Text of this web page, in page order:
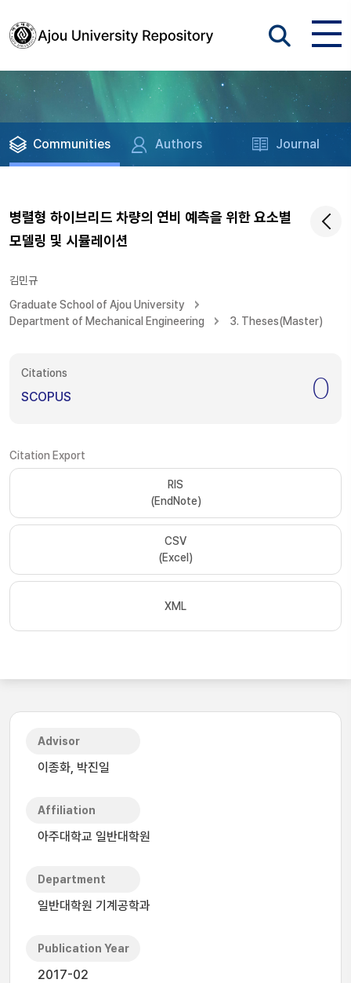
Communities Authors Journal
병렬형 하이브리드 차량의 연비 예측을 위한 요소별
모델링 및 시뮬레이션
김민규
Graduate School of Ajou University
Department of Mechanical Engineering
3. Theses(Master)
Citations
SCOPUS 0
Citation Export
RIS
(EndNote)
CSV
(Excel)
XML
Advisor
이종화, 박진일
Affiliation
아주대학교 일반대학원
Department
일반대학원 기계공학과
Publication Year
2017-02